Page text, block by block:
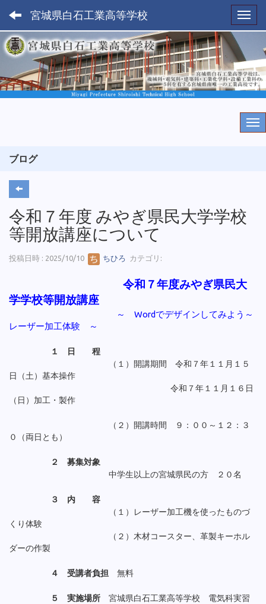
宮城県白石工業高等学校
ブログ
令和７年度 みやぎ県民大学学校
等開放講座について
投稿日時 : 2025/10/10 ちひろ カテゴリ:
令和７年度みやぎ県民大
学学校等開放講座
～ Wordでデザインしてみよう～
レーザー加工体験 ～
１ 日 程
（１）開講期間 令和７年１１月１５
日（土）基本操作
令和７年１１月１６日
（日）加工・製作
（２）開講時間 ９：００～１２：３
０（両日とも）
２ 募集対象
中学生以上の宮城県民の方 ２０名
３ 内 容
（１）レーザー加工機を使ったものづ
くり体験
（２）木材コースター、革製キーホル
ダーの作製
４ 受講者負担 無料
５ 実施場所 宮城県白石工業高等学校 電気科実習